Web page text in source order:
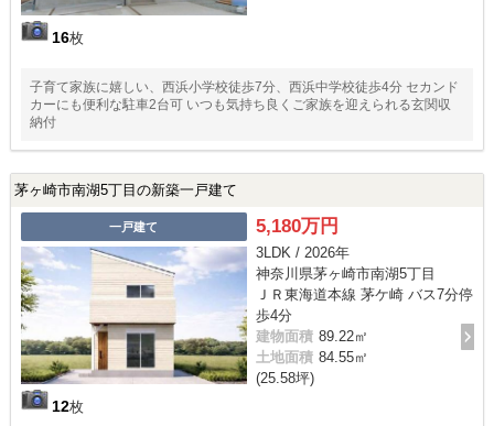
16枚
子育て家族に嬉しい、西浜小学校徒歩7分、西浜中学校徒歩4分 セカンド
カーにも便利な駐車2台可 いつも気持ち良くご家族を迎えられる玄関収
納付
茅ヶ崎市南湖5丁目の新築一戸建て
一戸建て
12枚
5,180万円
3LDK / 2026年
神奈川県茅ヶ崎市南湖5丁目
ＪＲ東海道本線 茅ケ崎 バス7分停
歩4分
建物面積 89.22㎡
土地面積 84.55㎡
(25.58坪)